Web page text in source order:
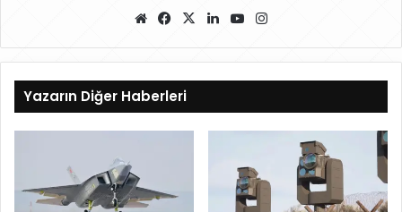
W
sit
esi
Fa
bo
ok
X
Lin
dIn
Yo
ub
e
gr
a
Yazarın Diğer Haberleri